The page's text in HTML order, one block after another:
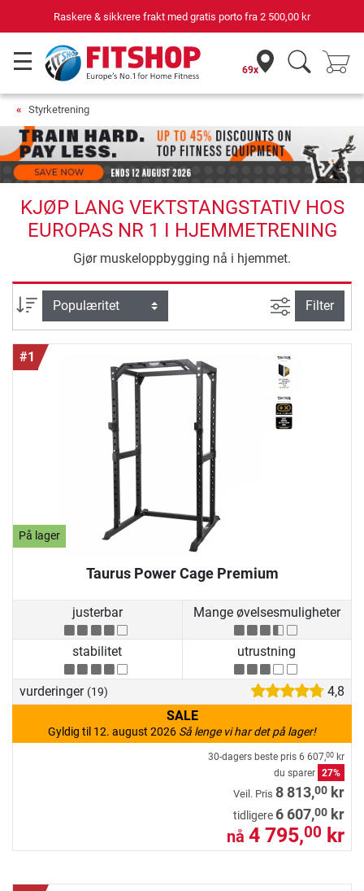
porto fra2 500,00 kr Din ekspert for
69x
Styrketrening
KJØP LANG VEKTSTANGSTATIV HOS
EUROPAS NR 1 I HJEMMETRENING
Gjør muskeloppbygging nå i hjemmet.
sortering Avansert søk
Filter
#1
På lager
Taurus Power Cage Premium
justerbar Mange øvelsesmuligheter
stabilitet utrustning
vurderinger (19)
4,8
SALE
Gyldig til 12. august 2026 Så lenge vi har det på lager!
30-dagers beste pris 6 607,00 kr
du sparer 27%
Veil. Pris 8 813,00 kr
tidligere 6 607,00 kr
nå 4 795,00 kr